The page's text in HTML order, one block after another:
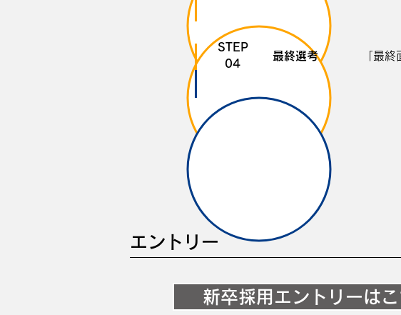
「最
最終選考
STEP
04
エントリー
新卒採用エントリーは